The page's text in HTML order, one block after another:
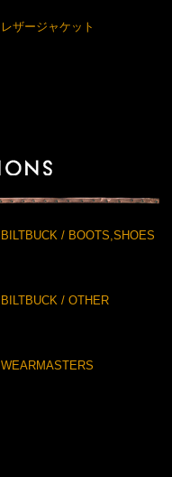
レザージャケット
BILTBUCK / BOOTS,SHOES
BILTBUCK / OTHER
WEARMASTERS